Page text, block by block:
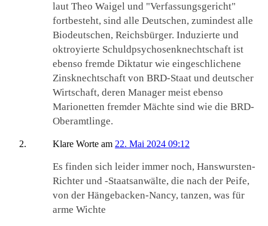
laut Theo Waigel und "Verfassungsgericht"
fortbesteht, sind alle Deutschen, zumindest alle
Biodeutschen, Reichsbürger. Induzierte und
oktroyierte Schuldpsychosenknechtschaft ist
ebenso fremde Diktatur wie eingeschlichene
Zinsknechtschaft von BRD-Staat und deutscher
Wirtschaft, deren Manager meist ebenso
Marionetten fremder Mächte sind wie die BRD-
Oberamtlinge.
Klare Worte am 22. Mai 2024 09:12
Es finden sich leider immer noch, Hanswursten-
Richter und -Staatsanwälte, die nach der Peife,
von der Hängebacken-Nancy, tanzen, was für
arme Wichte